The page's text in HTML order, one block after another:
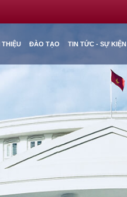
THIỆU ĐÀO TẠO TIN TỨC - SỰ KIỆN